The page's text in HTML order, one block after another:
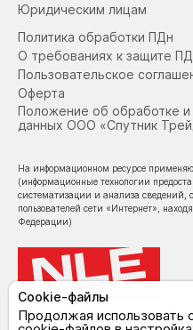
Юридическим лицам
Политика обработки ПДн
О требованиях к защите
Пользовательское
Оферта
Положение об обработке
данных ООО «Спутник
© NoLimit Electronics 2026
На информационном ресурсе
(информационные технологии
систематизации и анализа сведений,
пользователей сети «Интернет»,
Федерации)
Cookie-файлы
Продолжая использовать